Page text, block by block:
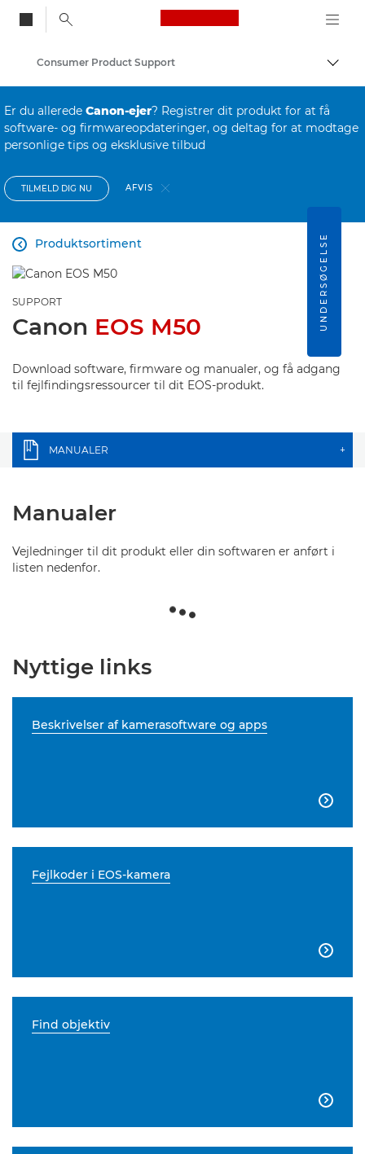
Canon Logo, back
Skift
Consumer Product Support
Er du allerede Canon-ejer? Registrer dit produkt for at få
software- og firmwareopdateringer, og deltag for at modtage
personlige tips og eksklusive tilbud
TILMELD DIG NU AFVIS
Produktsortiment

SUPPORT
Canon EOS M50
Download software, firmware og manualer, og få adgang
til fejlfindingsressourcer til dit EOS-produkt.
MANUALER +
Manualer
Vejledninger til dit produkt eller din softwaren er anført i
listen nedenfor.
Nyttige links
Beskrivelser af kamerasoftware og apps

Fejlkoder i EOS-kamera

Find objektiv

UNDERSØGELSE